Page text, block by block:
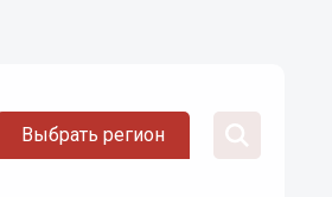
Выбрать регион